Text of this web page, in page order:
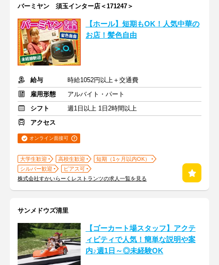
バーミヤン 須玉インター店＜171247＞
【ホール】短期もOK！人気中華の
お店！髪色自由
給与
時給1052円以上＋交通費
雇用形態
アルバイト・パート
シフト
週1日以上 1日2時間以上
アクセス
オンライン面接可
大学生歓迎 高校生歓迎
短期（1ヶ月以内OK）
シルバー歓迎
ピアス可
株式会社すかいらーくレストランツの求人一覧を見る
サンメドウズ清里
【ゴーカート場スタッフ】アクテ
ィビティで人気！簡単な説明や案
内♪週1日～◎未経験OK